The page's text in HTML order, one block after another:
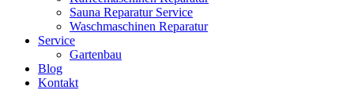
Sauna Reparatur Service
Waschmaschinen Reparatur
Service
Gartenbau
Blog
Kontakt